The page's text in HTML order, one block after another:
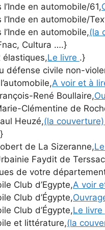
l’Inde en automobile/61,
l’Inde en automobile/
l’Inde en automobile,(la
Cultura ….}
élastiques,Le livre .}
défense civile non-
A voir et à
René Boullaire,
Clémentine de
Heuzé,(la couverture)
de La Sizeranne,
Faydit de
de votre
Club d’Egypte,A voir
Club d’Égypte,
Club d’Égypte,Le livre
et littérature,(la